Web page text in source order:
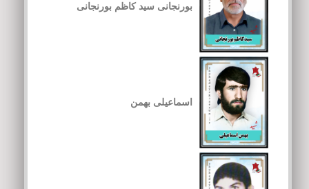
بورنجانی سید کاظم بورنجانی
اسماعیلی بهمن